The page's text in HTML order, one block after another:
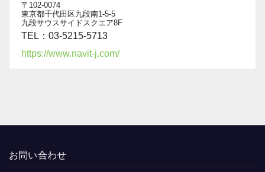
〒102-0074
東京都千代田区九段南1-5-5
九段サウスサイドスクエア8F
TEL：03-5215-5713
https://www.navit-j.com/
お問い合わせ